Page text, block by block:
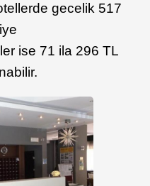
gecelik 517
ise 71 ila 296 TL